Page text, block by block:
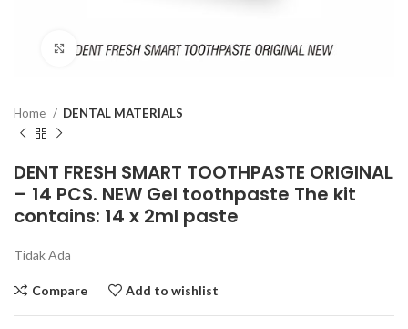
Click to enlarge
Home DENTAL MATERIALS
DENT FRESH SMART TOOTHPASTE ORIGINAL
– 14 PCS. NEW Gel toothpaste The kit
contains: 14 x 2ml paste
Tidak Ada
Compare Add to wishlist